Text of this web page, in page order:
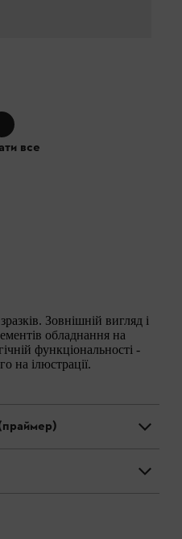
все
Зовнішній вигляд і
обладнання на
функціональності -
на ілюстрації.